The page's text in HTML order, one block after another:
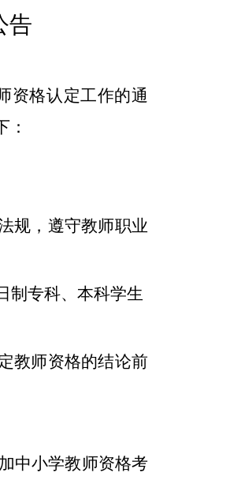
告
资格认定工作的通
：
规，遵守教师职业
制专科、本科学生
教师资格的结论前
中小学教师资格考